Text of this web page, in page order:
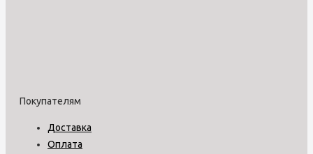
Покупателям
Доставка
Оплата